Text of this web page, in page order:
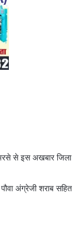
से इस अखबार जिला
अंग्रेजी शराब सहित